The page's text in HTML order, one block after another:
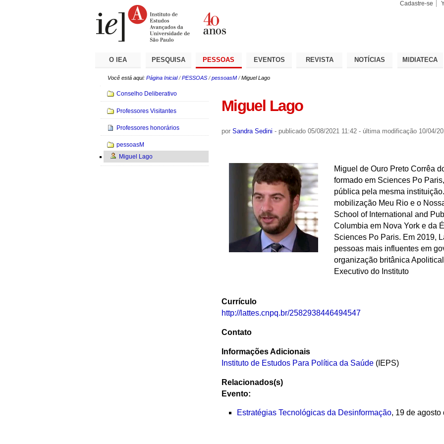
Cadastre-se
O IEA PESQUISA PESSOAS EVENTOS REVISTA NOTÍCIAS MIDIATECA
Você está aqui: Página Inicial /PESSOAS /pessoasM /Miguel Lago
Miguel Lago
por Sandra Sedini - publicado05/08/2021 11:42 - última modificação10/04/
Miguel de Ouro Preto Corrêa
formado em Sciences Po
pública pela mesma
mobilização Meu Rio e o
School of International and
Columbia em Nova York e da
Sciences Po Paris. Em 2019,
pessoas mais influentes em
organização britânica
Executivo do Instituto
Currículo
http://lattes.cnpq.br/2582938446494547
Contato
Informações Adicionais
Instituto de Estudos Para Política da Saúde(IEPS)
Relacionados(s)
Evento:
Estratégias Tecnológicas da Desinformação, 19 de agosto
Navegação
Conselho Deliberativo
Professores Visitantes
Professores honorários
pessoasM
Miguel Lago